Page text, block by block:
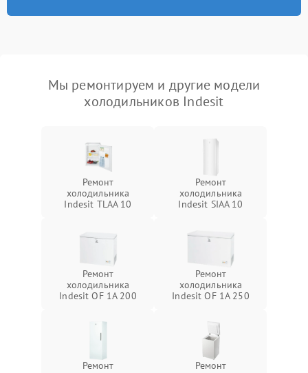
Мы ремонтируем и другие модели
холодильников Indesit
Ремонт
холодильника
Indesit TLAA 10
Ремонт
холодильника
Indesit SIAA 10
Ремонт
холодильника
Indesit OF 1A 200
Ремонт
холодильника
Indesit OF 1A 250
Ремонт
Ремонт